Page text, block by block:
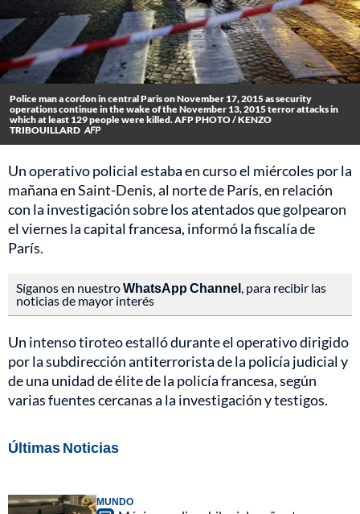
Police man a cordon in central Paris on November 17, 2015 as security
operations continue in the wake of the November 13, 2015 terror attacks in
which at least 129 people were killed. AFP PHOTO / KENZO
TRIBOUILLARD AFP
Un operativo policial estaba en curso el miércoles por la
mañana en Saint-Denis, al norte de París, en relación
con la investigación sobre los atentados que golpearon
el viernes la capital francesa, informó la fiscalía de
París.
Síganos en nuestroWhatsApp Channel, para recibir las
noticias de mayor interés
Un intenso tiroteo estalló durante el operativo dirigido
por la subdirección antiterrorista de la policía judicial y
de una unidad de élite de la policía francesa, según
varias fuentes cercanas a la investigación y testigos.
Últimas Noticias
MUNDO